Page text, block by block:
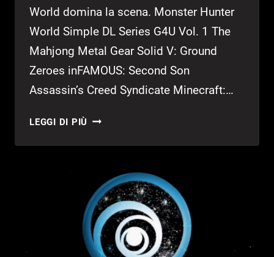
World domina la scena. Monster Hunter
World Simple DL Series G4U Vol. 1 The
Mahjong Metal Gear Solid V: Ground
Zeroes inFAMOUS: Second Son
Assassin’s Creed Syndicate Minecraft:…
LEGGI DI PIÙ MONSTER
WORLD
CLASSIFICA
PSN
GIAPPONESE